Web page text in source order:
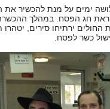
ימים על מנת להכשיר את
חג הפסח. במהלך
ירתיחו סירים, יטהרו
כשר לפסח.